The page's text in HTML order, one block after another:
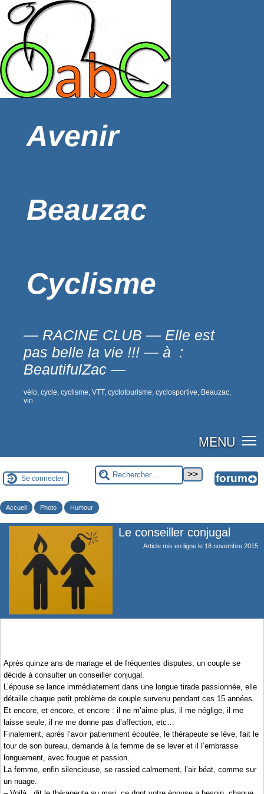
Avenir
Beauzac
Cyclisme
— RACINE CLUB — Elle est
pas belle la vie !!! — à :
BeautifulZac —
vélo, cycle, cyclisme, VTT, cyclotourisme, cyclosportive, Beauzac,
vin
MENU
Se connecter
Accueil Photo Humour
Le conseiller conjugal
Article mis en ligne le 18 novembre 2015
Après quinze ans de mariage et de fréquentes disputes, un couple se
décide à consulter un conseiller conjugal.
L’épouse se lance immédiatement dans une longue tirade passionnée, elle
détaille chaque petit problème de couple survenu pendant ces 15 années.
Et encore, et encore, et encore : il ne m’aime plus, il me néglige, il me
laisse seule, il ne me donne pas d’affection, etc…
Finalement, après l’avoir patiemment écoutée, le thérapeute se lève, fait le
tour de son bureau, demande à la femme de se lever et il l’embrasse
longuement, avec fougue et passion.
La femme, enfin silencieuse, se rassied calmement, l’air béat, comme sur
un nuage.